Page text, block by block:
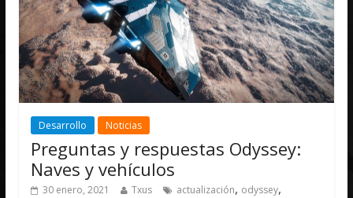
Desarrollo Noticias
Preguntas y respuestas Odyssey:
Naves y vehículos
30 enero, 2021 Txus actualización, odyssey,